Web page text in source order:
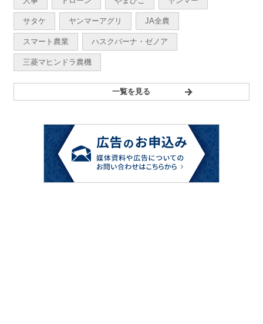
サタケ ヤンマーアグリ JA全農
スマート農業 ハスクバーナ・ゼノア
三菱マヒンドラ農機
一覧を見る